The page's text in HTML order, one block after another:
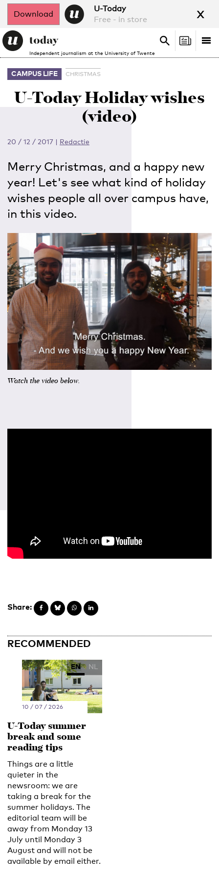
Download
U-Today
Free - in store
x
Independent journalism at the University of Twente
Search
Search
CAMPUS LIFE CHRISTMAS
U-Today Holiday wishes
(video)
20 / 12 / 2017 | Redactie
Merry Christmas, and a happy new
year! Let's see what kind of holiday
wishes people all over campus have,
in this video.
Watch the video below.
Share:
RECOMMENDED
EN NL
10 / 07 / 2026
U-Today summer
break and some
reading tips
Things are a little
quieter in the
newsroom: we are
taking a break for the
summer holidays. The
editorial team will be
away from Monday 13
July until Monday 3
August and will not be
available by email either.